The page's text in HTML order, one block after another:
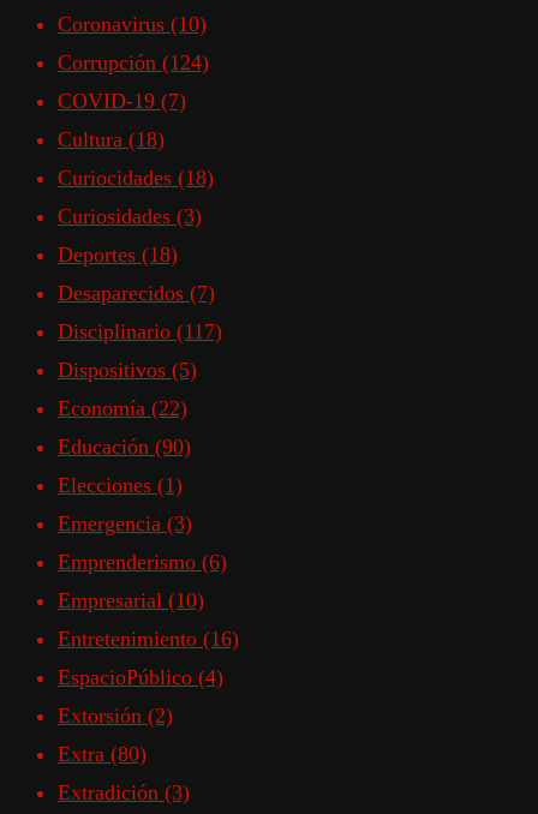
Coronavirus (10)
Corrupción (124)
COVID-19 (7)
Cultura (18)
Curiocidades (18)
Curiosidades (3)
Deportes (18)
Desaparecidos (7)
Disciplinario (117)
Dispositivos (5)
Economía (22)
Educación (90)
Elecciones (1)
Emergencia (3)
Emprenderismo (6)
Empresarial (10)
Entretenimiento (16)
EspacioPúblico (4)
Extorsión (2)
Extra (80)
Extradición (3)